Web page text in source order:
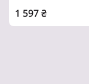
Кришка:
1 597₴